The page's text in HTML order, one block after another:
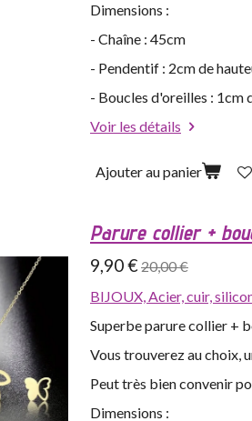
Dimensions :
- Chaîne : 45cm
- Pendentif : 2cm de
- Boucles d'oreilles : 1cm
Voir les détails
Ajouter au panier
Parure collier +
9,90 € 20,00 €
BIJOUX,Acier, cuir,
Superbe parure collier +
Vous trouverez au choix,
Peut très bien convenir
Dimensions :